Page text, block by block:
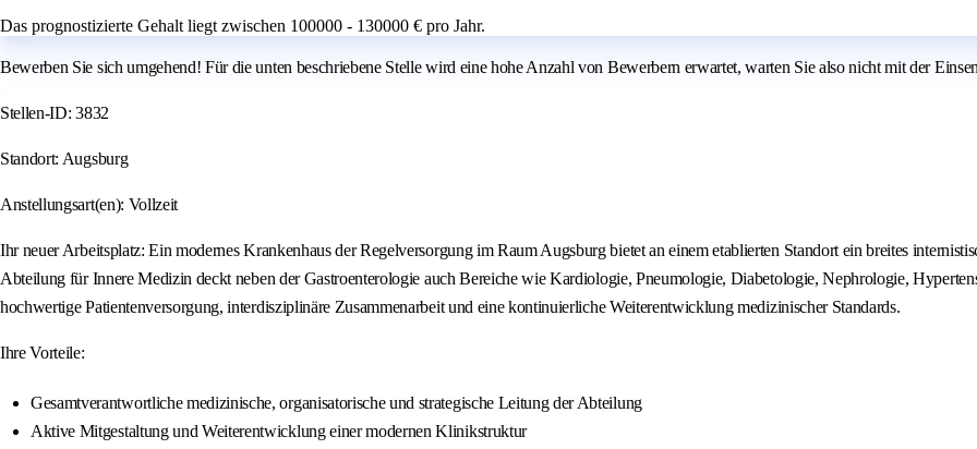
Das prognostizierte Gehalt liegt zwischen 100000 - 130000 € pro Jahr.
Bewerben Sie sich umgehend! Für die unten beschriebene Stelle wird eine hohe Anzahl von Bewerbern erwartet, warten Sie also nicht mit der
Stellen-ID: 3832
Standort: Augsburg
Anstellungsart(en): Vollzeit
Ihr neuer Arbeitsplatz: Ein modernes Krankenhaus der Regelversorgung im Raum Augsburg bietet an einem etablierten Standort ein breites
Abteilung für Innere Medizin deckt neben der Gastroenterologie auch Bereiche wie Kardiologie, Pneumologie, Diabetologie, Nephrologie,
hochwertige Patientenversorgung, interdisziplinäre Zusammenarbeit und eine kontinuierliche Weiterentwicklung medizinischer Standards.
Ihre Vorteile:
Gesamtverantwortliche medizinische, organisatorische und strategische Leitung der Abteilung
Aktive Mitgestaltung und Weiterentwicklung einer modernen Klinikstruktur